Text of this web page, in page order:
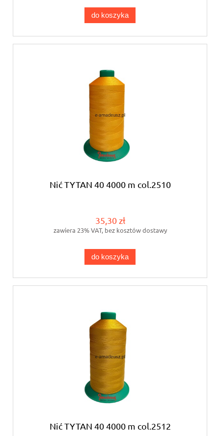
do koszyka
Nić TYTAN 40 4000 m col.2510
35,30 zł
zawiera 23% VAT, bez kosztów dostawy
do koszyka
Nić TYTAN 40 4000 m col.2512